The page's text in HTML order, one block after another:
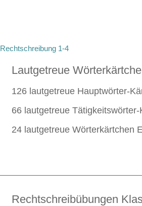
Rechtschreibung 1-4
Lautgetreue
126 lautgetreue Hauptwörter-
66 lautgetreue Tätigkeitswörter-
24 lautgetreue Wörterkärtchen
Rechtschreibübungen